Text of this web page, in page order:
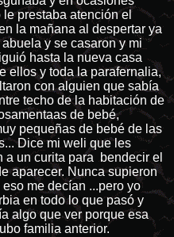
prestaba atención el
la mañana al despertar ya
y se casaron y mi
hasta la nueva casa
ellos y toda la parafernalia,
con alguien que sabía
techo de la habitación de
de bebé,
pequeñas de bebé de las
Dice mi weli que les
a un curita para bendecir el
aparecer. Nunca supieron
me decían ...pero yo
en todo lo que pasó y
algo que ver porque esa
familia anterior.